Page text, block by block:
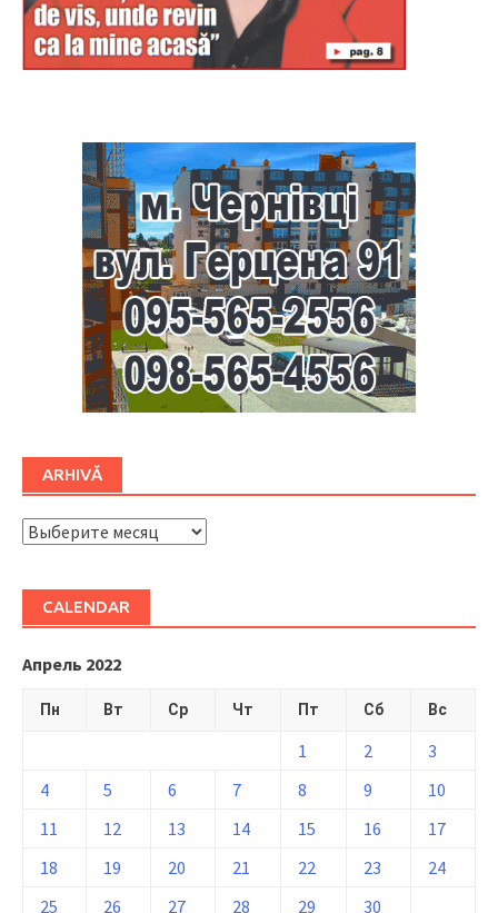
ARHIVĂ
ARHIVĂ
CALENDAR
Апрель 2022
Пн Вт Ср Чт Пт Сб Вс
1 2
3
4
5 6 7 8 9
10
11
12 13 14 15 16
17
18
19 20 21 22 23
24
25
26 27 28 29 30